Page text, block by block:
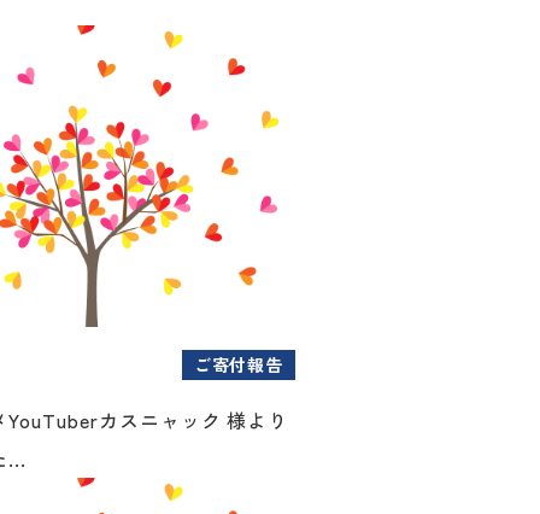
ご寄付報告
カスニャック 様より
...